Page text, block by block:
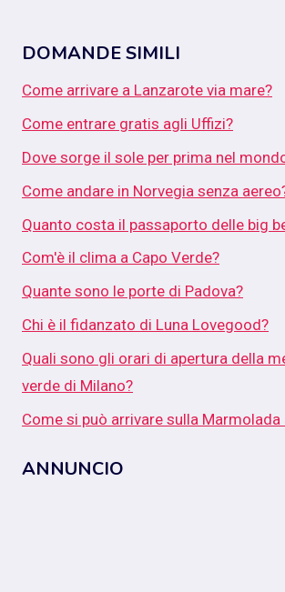
DOMANDE SIMILI
Come arrivare a Lanzarote via mare?
Come entrare gratis agli Uffizi?
Dove sorge il sole per prima nel
Come andare in Norvegia senza
Quanto costa il passaporto delle big
Com'è il clima a Capo Verde?
Quante sono le porte di Padova?
Chi è il fidanzato di Luna Lovegood?
Quali sono gli orari di apertura della
verde di Milano?
Come si può arrivare sulla Marmolada
ANNUNCIO